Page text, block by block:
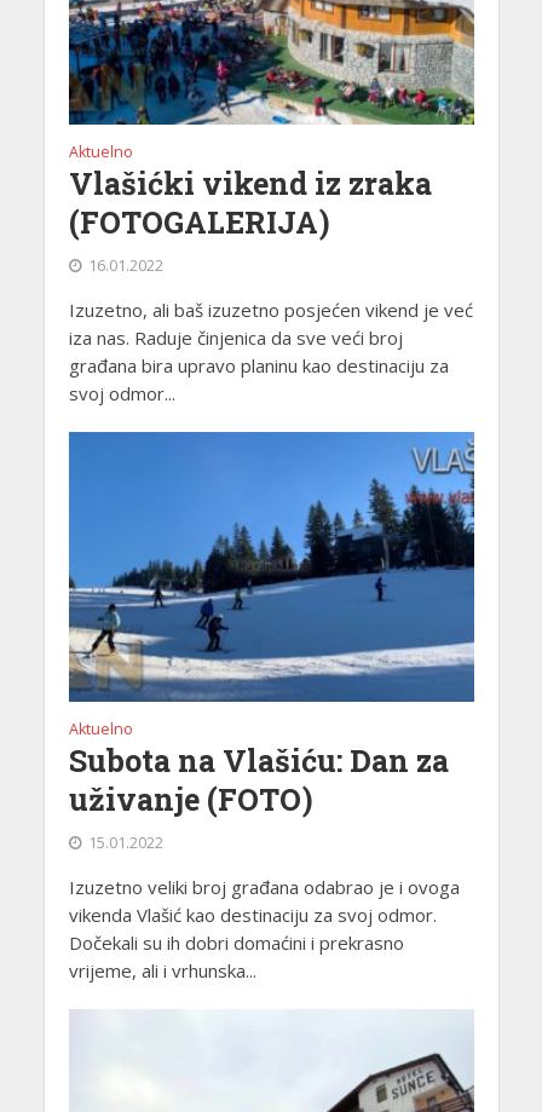
Aktuelno
Vlašićki vikend iz zraka
(FOTOGALERIJA)
16.01.2022
Izuzetno, ali baš izuzetno posjećen vikend je već
iza nas. Raduje činjenica da sve veći broj
građana bira upravo planinu kao destinaciju za
svoj odmor...
Aktuelno
Subota na Vlašiću: Dan za
uživanje (FOTO)
15.01.2022
Izuzetno veliki broj građana odabrao je i ovoga
vikenda Vlašić kao destinaciju za svoj odmor.
Dočekali su ih dobri domaćini i prekrasno
vrijeme, ali i vrhunska...